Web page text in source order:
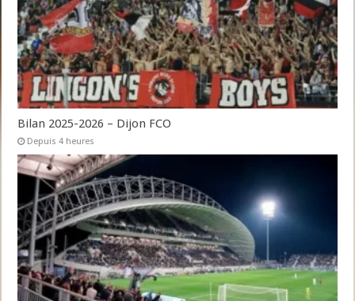
Bilan 2025-2026 – Dijon FCO
Depuis 4 heures